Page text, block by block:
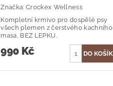
Značka: Crockex Wellness
Kompletní krmivo pro dospělé psy
všech plemen z čerstvého kachního
masa, BEZ LEPKU.
990 Kč